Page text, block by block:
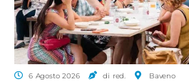
6 Agosto 2026 di red. Baveno